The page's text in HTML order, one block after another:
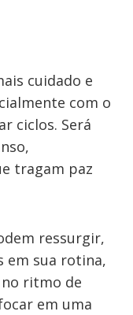
cuidado e
com o
ciclos. Será
tragam paz
ressurgir,
em sua rotina,
ritmo de
em uma